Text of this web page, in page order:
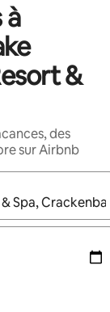
&
des
sur Airbnb
utilisez les